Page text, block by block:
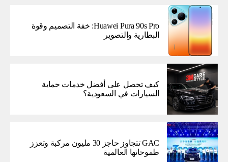
Huawei Pura 90s Pro: خفة التصميم وقوة
البطارية والتصوير
كيف تحصل على أفضل خدمات حماية
السيارات في السعودية؟
GAC تتجاوز حاجز 30 مليون مركبة وتعزز
طموحاتها العالمية